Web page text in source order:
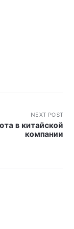
NEXT POST
в китайской
компании